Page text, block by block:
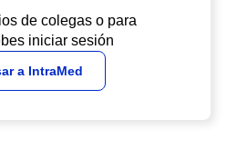
de colegas o para
iniciar sesión
a IntraMed